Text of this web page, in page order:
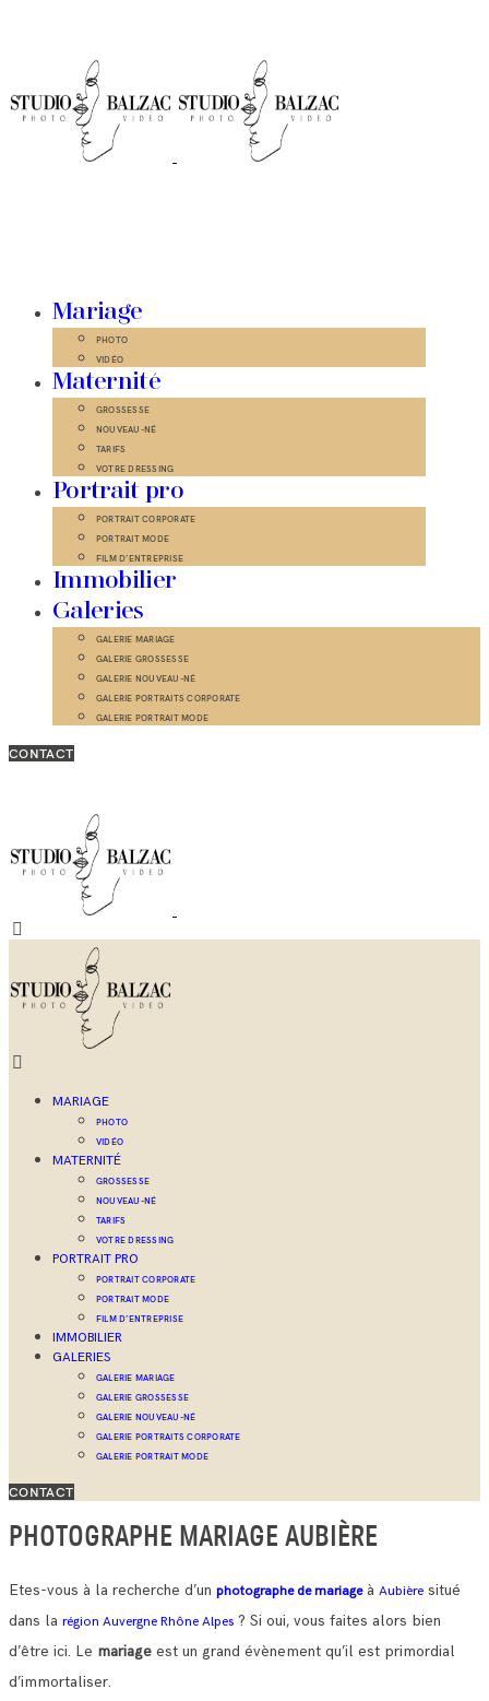
Mariage
PHOTO
VIDÉO
Maternité
GROSSESSE
NOUVEAU-NÉ
TARIFS
VOTRE DRESSING
Portrait pro
PORTRAIT CORPORATE
PORTRAIT MODE
FILM D’ENTREPRISE
Immobilier
Galeries
GALERIE MARIAGE
GALERIE GROSSESSE
GALERIE NOUVEAU-NÉ
GALERIE PORTRAITS CORPORATE
GALERIE PORTRAIT MODE
CONTACT
MARIAGE
PHOTO
VIDÉO
MATERNITÉ
GROSSESSE
NOUVEAU-NÉ
TARIFS
VOTRE DRESSING
PORTRAIT PRO
PORTRAIT CORPORATE
PORTRAIT MODE
FILM D’ENTREPRISE
IMMOBILIER
GALERIES
GALERIE MARIAGE
GALERIE GROSSESSE
GALERIE NOUVEAU-NÉ
GALERIE PORTRAITS CORPORATE
GALERIE PORTRAIT MODE
CONTACT
PHOTOGRAPHE MARIAGE AUBIÈRE
Etes-vous à la recherche d’un photographe de mariageà Aubière situé
dans la région Auvergne Rhône Alpes ? Si oui, vous faites alors bien
d’être ici. Le mariage est un grand évènement qu’il est primordial
d’immortaliser.